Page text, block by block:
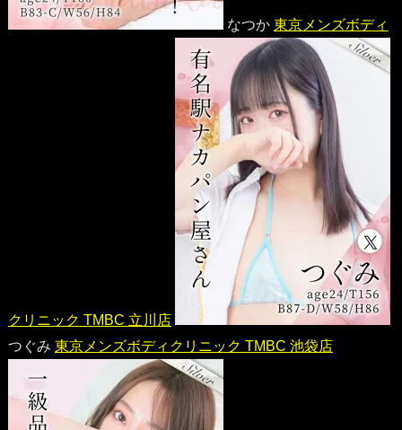
なつか 東京メンズボディ
クリニック TMBC 立川店
つぐみ 東京メンズボディクリニック TMBC 池袋店